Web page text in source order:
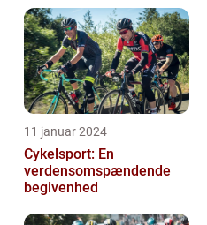
11 januar 2024
Cykelsport: En
verdensomspændende
begivenhed